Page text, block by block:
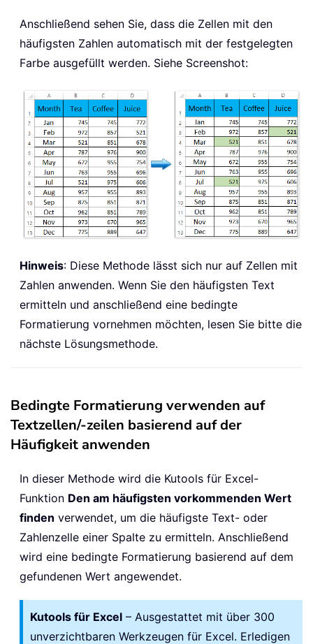
Anschließend sehen Sie, dass die Zellen mit den
häufigsten Zahlen automatisch mit der festgelegten
Farbe ausgefüllt werden. Siehe Screenshot:
Hinweis: Diese Methode lässt sich nur auf Zellen mit
Zahlen anwenden. Wenn Sie den häufigsten Text
ermitteln und anschließend eine bedingte
Formatierung vornehmen möchten, lesen Sie bitte die
nächste Lösungsmethode.
Bedingte Formatierung verwenden auf
Textzellen/-zeilen basierend auf der
Häufigkeit anwenden
In dieser Methode wird die Kutools für Excel-
Funktion Den am häufigsten vorkommenden Wert
finden verwendet, um die häufigste Text- oder
Zahlenzelle einer Spalte zu ermitteln. Anschließend
wird eine bedingte Formatierung basierend auf dem
gefundenen Wert angewendet.
Kutools für Excel – Ausgestattet mit über 300
unverzichtbaren Werkzeugen für Excel. Erledigen